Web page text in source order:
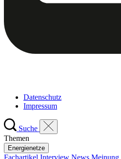
Datenschutz
Impressum
Suche
Themen
Energienetze
Fachartikel Interview News Meinung